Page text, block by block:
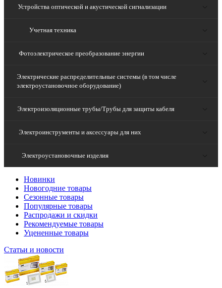
Устройства оптической и акустической сигнализации
Учетная техника
Фотоэлектрическое преобразование энергии
Электрические распределительные системы (в том числе
электроустановочное оборудование)
Электроизоляционные трубы/Трубы для защиты кабеля
Электроинструменты и аксессуары для них
Электроустановочные изделия
Новинки
Новогодние товары
Сезонные товары
Популярные товары
Распродажи и скидки
Рекомендуемые товары
Уцененные товары
Статьи и новости